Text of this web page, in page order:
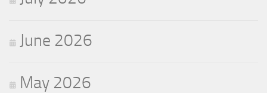
June 2026
May 2026